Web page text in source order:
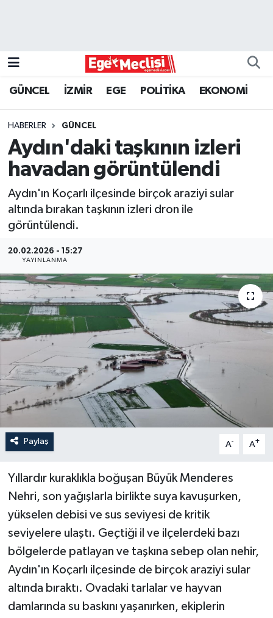
GÜNCEL İZMİR EGE POLİTİKA EKONOMİ
HABERLER GÜNCEL
Aydın'daki taşkının izleri
havadan görüntülendi
Aydın'ın Koçarlı ilçesinde birçok araziyi sular
altında bırakan taşkının izleri dron ile
görüntülendi.
20.02.2026 - 15:27
YAYINLANMA
Paylaş A- A+
Yıllardır kuraklıkla boğuşan Büyük Menderes
Nehri, son yağışlarla birlikte suya kavuşurken,
yükselen debisi ve sus seviyesi de kritik
seviyelere ulaştı. Geçtiği il ve ilçelerdeki bazı
bölgelerde patlayan ve taşkına sebep olan nehir,
Aydın'ın Koçarlı ilçesinde de birçok araziyi sular
altında bıraktı. Ovadaki tarlalar ve hayvan
damlarında su baskını yaşanırken, ekiplerin
GÜNCEL
İZMİR
ÖZEL HABER
POLİTİKA
SPOR
YAŞAM